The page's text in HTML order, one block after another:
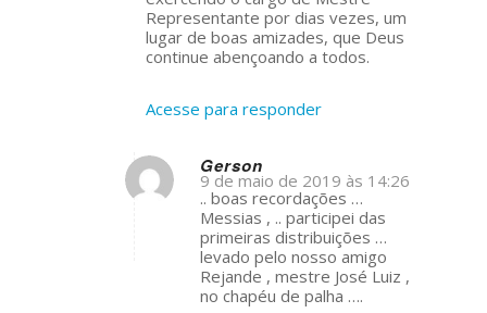
Representante por dias vezes, um
lugar de boas amizades, que Deus
continue abençoando a todos.
Acesse para responder
Gerson
s
9 de maio de 2019 às 14:26
.. boas recordações …
Messias , .. participei das
primeiras distribuições …
levado pelo nosso amigo
Rejande , mestre José Luiz ,
no chapéu de palha ….